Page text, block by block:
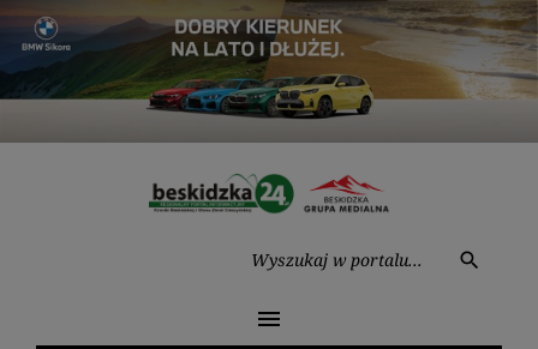
Przejdź
treści
search
menu